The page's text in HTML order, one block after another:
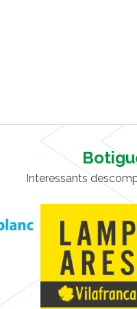
Interessants